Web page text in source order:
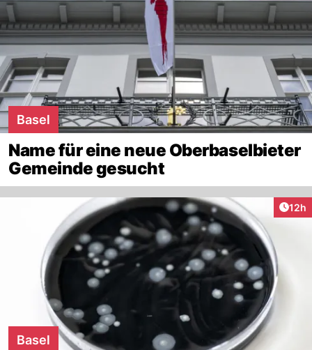
Basel
Name für eine neue Oberbaselbieter
Gemeinde gesucht
12h
Basel